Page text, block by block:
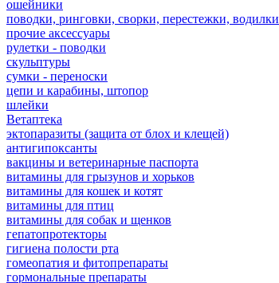
ошейники
поводки, ринговки, сворки, перестежки, водилки
прочие аксессуары
рулетки - поводки
скульптуры
сумки - переноски
цепи и карабины, штопор
шлейки
Ветаптека
эктопаразиты (защита от блох и клещей)
антигипоксанты
вакцины и ветеринарные паспорта
витамины для грызунов и хорьков
витамины для кошек и котят
витамины для птиц
витамины для собак и щенков
гепатопротекторы
гигиена полости рта
гомеопатия и фитопрепараты
гормональные препараты